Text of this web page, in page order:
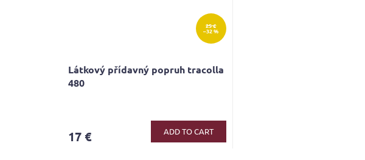
25 €
–32 %
Látkový přídavný popruh tracolla
480
17 € ADD TO CART